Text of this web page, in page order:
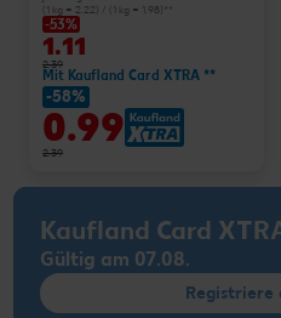
(1 kg = 2.22) / (1 kg = 1.98)**
-53%
1.11
2.39
Mit Kaufland Card XTRA **
-58%
0.99
2.39
Kaufland Card
Gültig am 07.08.
Registriere